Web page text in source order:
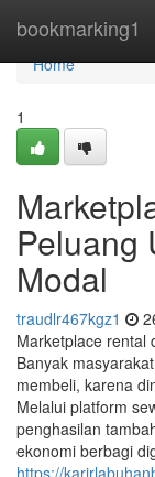
bookmarking1
Home
Home
1
Peluang
Modal
traudlr467kgz1
Marketplace rental
Banyak
membeli, karena
Melalui platform
penghasilan
ekonomi berbagi
https://